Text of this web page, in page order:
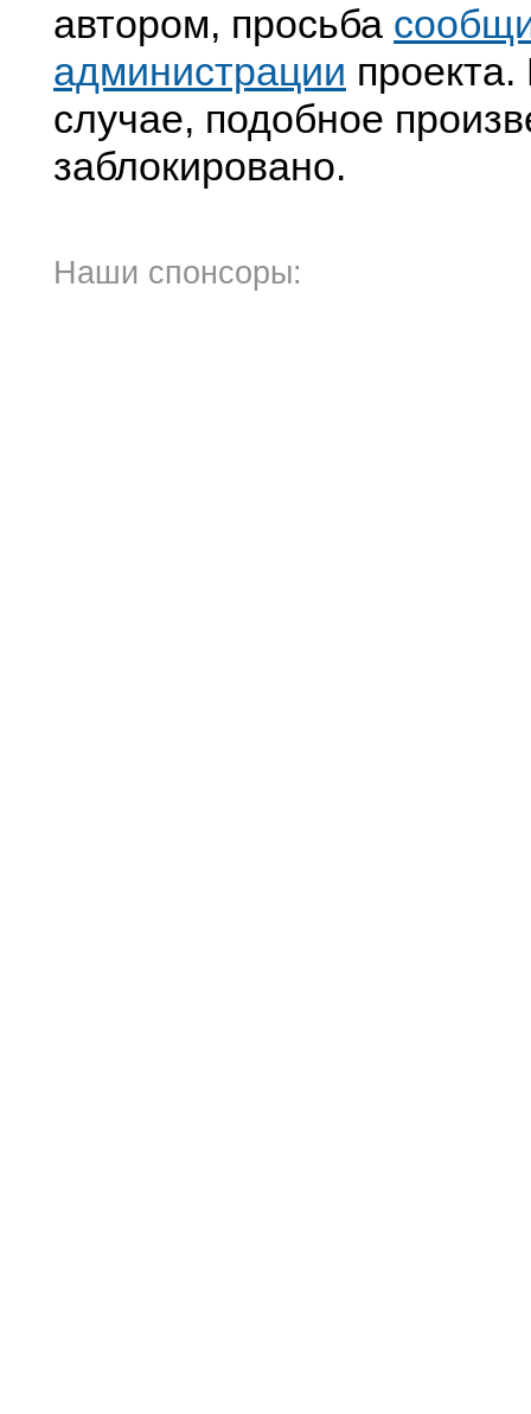
автором, просьба
администрации
случае, подобное
заблокировано.
Наши спонсоры: